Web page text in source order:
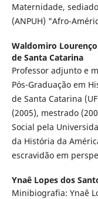
Maternidade, sediado
(ANPUH) "Afro-
Waldomiro
de Santa Catarina
Professor adjunto e
Pós-Graduação em
de Santa Catarina
(2005), mestrado
Social pela
da História da
escravidão em
Ynaê Lopes dos
Minibiografia: Ynaê